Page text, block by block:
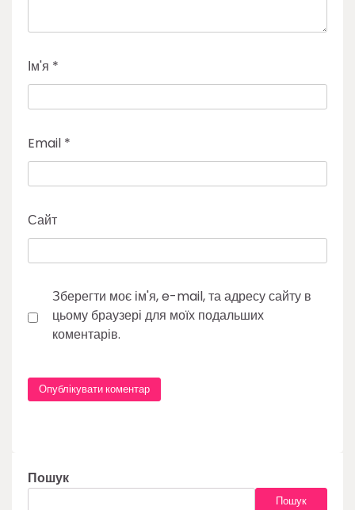
Ім'я *
Email *
Сайт
Зберегти моє ім'я, e-mail, та адресу сайту в
цьому браузері для моїх подальших
коментарів.
Пошук
Пошук